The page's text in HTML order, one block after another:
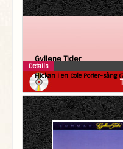
Gyllene Tider
Flickan i en Cole Porter-sång
Details